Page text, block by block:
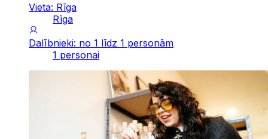
Vieta: Rīga
Rīga
Dalībnieki: no 1 līdz 1 personām
1 personai